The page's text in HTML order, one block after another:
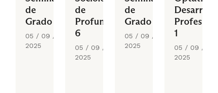
de
Grado I
05 / 09 /
2025
de
Profundización
6
05 / 09 /
2025
de
Grado II
05 / 09 /
2025
Desarrollo
1
05 / 09 /
2025